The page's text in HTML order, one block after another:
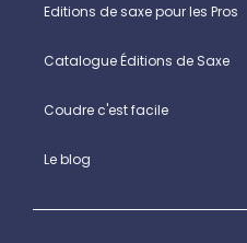
Editions de saxe pour les Pros
Catalogue Éditions de Saxe
Coudre c'est facile
Le blog